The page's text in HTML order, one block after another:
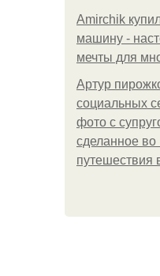
Amirchik
машину -
мечты для
Артур
социальных
фото с
сделанное
путешествия